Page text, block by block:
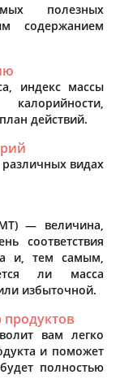
полезных
содержанием
индекс массы
действий.
различных видах
— величина,
соответствия
и, тем самым,
ли масса
избыточной.
продуктов
вам легко
и поможет
полностью